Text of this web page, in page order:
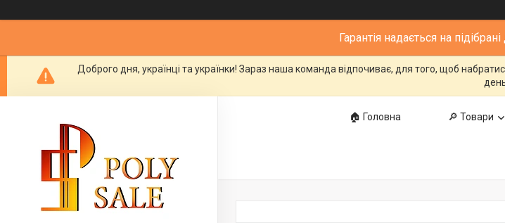
Гарантія надається на
Доброго дня, українці та українки! Зараз наша команда відпочиває, для того, щоб
🏠 Головна 🔎 Товари